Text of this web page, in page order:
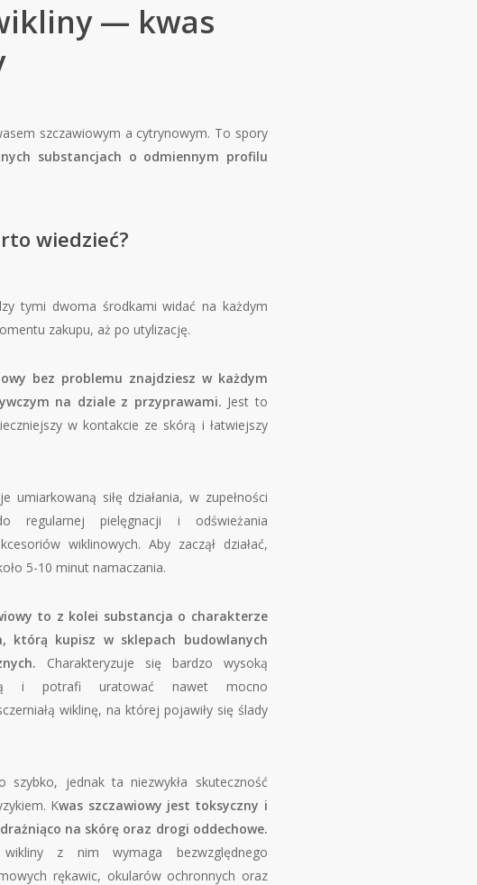
— kwas
szczawiowym a cytrynowym. To spory
substancjach o odmiennym profilu
wiedzieć?
tymi dwoma środkami widać na każdym
zakupu, aż po utylizację.
bez problemu znajdziesz w każdym
na dziale z przyprawami. Jest to
w kontakcie ze skórą i łatwiejszy
umiarkowaną siłę działania, w zupełności
regularnej pielęgnacji i odświeżania
wiklinowych. Aby zaczął działać,
5-10 minut namaczania.
to z kolei substancja o charakterze
którą kupisz w sklepach budowlanych
Charakteryzuje się bardzo wysoką
i potrafi uratować nawet mocno
wiklinę, na której pojawiły się ślady
szybko, jednak ta niezwykła skuteczność
Kwas szczawiowy jest toksyczny i
na skórę oraz drogi oddechowe.
wikliny z nim wymaga bezwzględnego
rękawic, okularów ochronnych oraz